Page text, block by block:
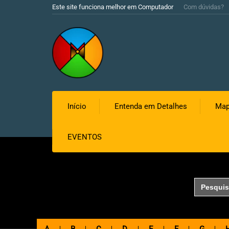
Este site funciona melhor em Computador Com dúvidas?
Início Entenda em Detalhes
EVENTOS
Search
for: